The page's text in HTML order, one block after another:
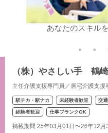
あなたのスキル
（株）やさしい手 鶴
主任介護支援専門員／居宅介護支援
駅チカ・駅ナカ 未経験者歓迎 交
経験者歓迎 仕事ブランクOK
掲載期間 25年03月01日〜26年12月